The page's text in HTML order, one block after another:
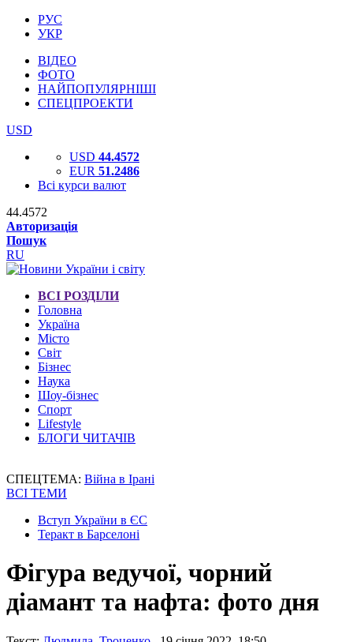
РУС
УКР
ВІДЕО
ФОТО
НАЙПОПУЛЯРНІШІ
СПЕЦПРОЕКТИ
USD
USD 44.4572
EUR 51.2486
Всі курси валют
44.4572
Авторизація
Пошук
RU
ВСІ РОЗДІЛИ
Головна
Україна
Місто
Світ
Бізнес
Наука
Шоу-бізнес
Спорт
Lifestyle
БЛОГИ ЧИТАЧІВ
СПЕЦТЕМА: Війна в Ірані
ВСІ ТЕМИ
Вступ України в ЄС
Теракт в Барселоні
Фігура ведучої, чорний
діамант та нафта: фото дня